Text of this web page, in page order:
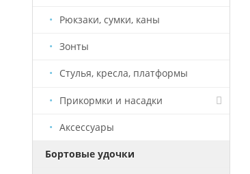
Рюкзаки, сумки, каны
Зонты
Стулья, кресла, платформы
Прикормки и насадки
Насадки Старый Призрак
Аксессуары
Бортовые удочки
ЗАКОНЧИЛИСЬ